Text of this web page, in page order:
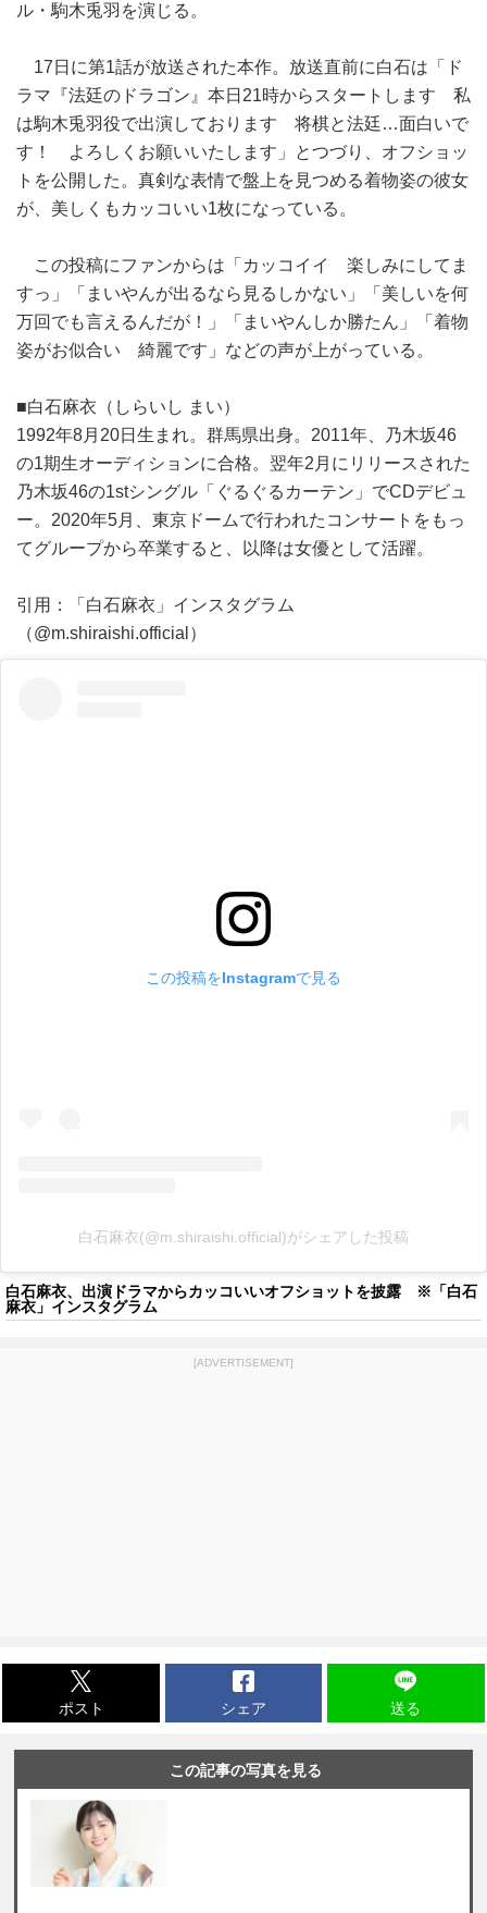
ル・駒木兎羽を演じる。
17日に第1話が放送された本作。放送直前に白石は「ド
ラマ『法廷のドラゴン』本日21時からスタートします 私
は駒木兎羽役で出演しております 将棋と法廷…面白いで
す！ よろしくお願いいたします」とつづり、オフショッ
トを公開した。真剣な表情で盤上を見つめる着物姿の彼女
が、美しくもカッコいい1枚になっている。
この投稿にファンからは「カッコイイ 楽しみにしてま
すっ」「まいやんが出るなら見るしかない」「美しいを何
万回でも言えるんだが！」「まいやんしか勝たん」「着物
姿がお似合い 綺麗です」などの声が上がっている。
■白石麻衣（しらいし まい）
1992年8月20日生まれ。群馬県出身。2011年、乃木坂46
の1期生オーディションに合格。翌年2月にリリースされた
乃木坂46の1stシングル「ぐるぐるカーテン」でCDデビュ
ー。2020年5月、東京ドームで行われたコンサートをもっ
てグループから卒業すると、以降は女優として活躍。
引用：「白石麻衣」インスタグラム
（@m.shiraishi.official）
この投稿をInstagramで見る
白石麻衣(@m.shiraishi.official)がシェアした投稿
白石麻衣、出演ドラマからカッコいいオフショットを披露 ※「白石
麻衣」インスタグラム
[ADVERTISEMENT]
ポスト シェア 送る
この記事の写真を見る